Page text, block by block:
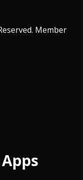
Member